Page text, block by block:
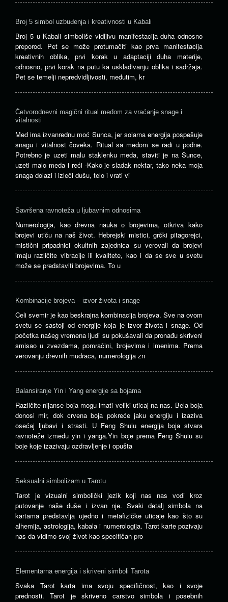
Broj 5 simbol uzbuđenja i kreativnosti u Kabali
Broj 5 u Kabali simboliše vidljivu manifestacija duha odnosno
preporod. Pet se može protumačiti kao prva manifestacija
kreativnih oblika, prvi korak u adaptaciji duha materije,
odnosno, prvi korak na putu ka usklađivanju oblika i sadržaja.
Pet se temelji nepredvidljivosti, međutim, kr
Četvorodnevni magični ritual medom za vraćanje snage i
vitalnosti
Med ima izvanrednu moć Sunca, jer solarna energija pospešuje
snagu i vitalnost čoveka. Ritual sa medom se radi u podne.
Potrebno je uzeti malu staklenku meda, staviti je na Sunce,
uzeti malo meda i reći -Kako je sladak nektar, tako neka moja
snaga dolazi i izleči dušu, telo i vrati vi
Savršena ravnoteža u ljubavnim odnosima
Numerologija, kao drevna nauka o brojevima, otkriva kako
brojevi utiču na naš život. Hebrejski mistici, grčki pitagorejci,
mistični pripadnici okultnih zajednica su verovali da brojevi
imaju različite vibracije ili kvalitete, kao i da se sve u svetu
može se predstaviti brojevima. To u
Kombinacije brojeva – izvor života i snage
Celi svemir je kao beskrajna kombinacija brojeva. Sve na ovom
svetu se sastoji od energije koja je izvor života i snage. Od
početka našeg vremena ljudi su pokušavali da pronađu skriveni
smisao u zvezdama, pomračini, brojevima i imenima. Prema
verovanju drevnih mudraca, numerologija zn
Balansiranje Yin i Yang energije sa bojama
Različite nijanse boja mogu imati veliki uticaj na nas. Bela boja
donosi mir, dok crvena boja pokreće jaku energiju i izaziva
osećaj ljubavi i strasti. U Feng Shuiu energija boja stvara
ravnoteže između yin i yanga.Yin boje prema Feng Shuiu su
boje koje izazivaju ozdravljenje i opušta
Seksualni simbolizam u Tarotu
Tarot je vizualni simbolički jezik koji nas nas vodi kroz
putovanje naše duše i izvan nje. Svaki detalj simbola na
kartama predstavlja ujedno i metafizičke uticaje kao što su
alhemija, astrologija, kabala i numerologija. Tarot karte pozivaju
nas da vidimo svoj život kao specifičan pro
Elementarna energija i skriveni simboli Tarota
Svaka Tarot karta ima svoju specifičnost, kao i svoje
prednosti. Tarot je skriveno carstvo simbola i posebnih